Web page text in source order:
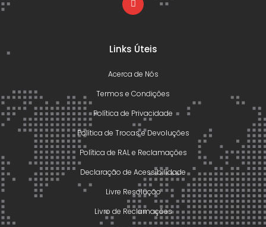
Links Úteis
Acerca de Nós
Termos e Condições
Política de Privacidade
Política de Trocas e Devoluções
Política de RAL e Reclamações
Declaração de Acessibilidade
Livre Resolução
Livro de Reclamações